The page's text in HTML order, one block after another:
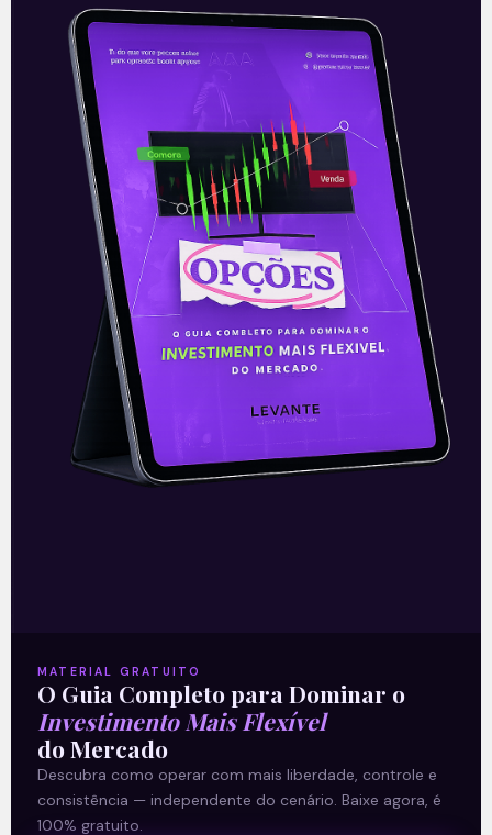
Novos investimentos da Itaúsa
O presidente da Itaúsa (ITSA3/ITSA4),
Alfredo Setubal, revelou nesta quarta-
feira (23) que a companhia deve investir
até 2 bilhões de reais nos próximos anos
Leia mais
24/09/2020
Resultado da Itaúsa
A Itaúsa (ITSA3/ITSA4) divulgou nesta
MATERIAL GRATUITO
O Guia Completo para Dominar o
Investimento Mais Flexível
do Mercado
Descubra como operar com mais liberdade, controle e
consistência — independente do cenário. Baixe agora, é
100% gratuito.